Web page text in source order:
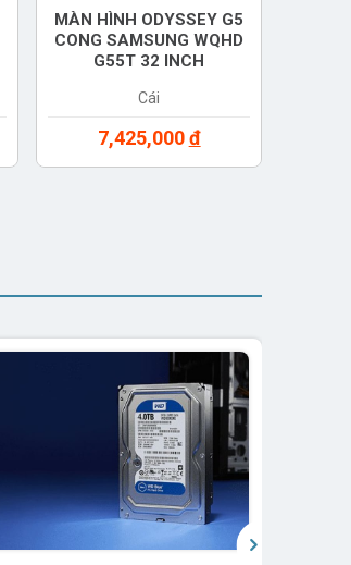
MÀN HÌNH ODYSSEY G5
CONG SAMSUNG WQHD
G55T 32 INCH
Cái
7,425,000đ
›